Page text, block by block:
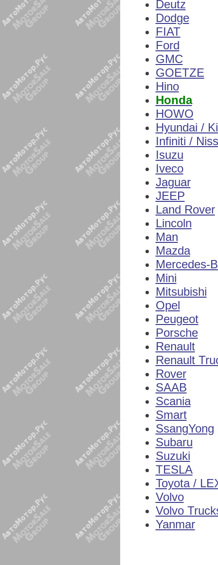
Deutz
Dodge
FIAT
Ford
GMC
GOETZE
Hino
Honda
HOWO
Hyundai /
Infiniti /
Isuzu
Iveco
Jaguar
JEEP
Land Rover
Lincoln
Man
Mazda
Mercedes-
Mini
Mitsubishi
Opel
Peugeot
Porsche
Renault
Renault
Rover
SAAB
Scania
Smart
SsangYong
Subaru
Suzuki
TESLA
Toyota /
Volvo
Volvo
Yanmar